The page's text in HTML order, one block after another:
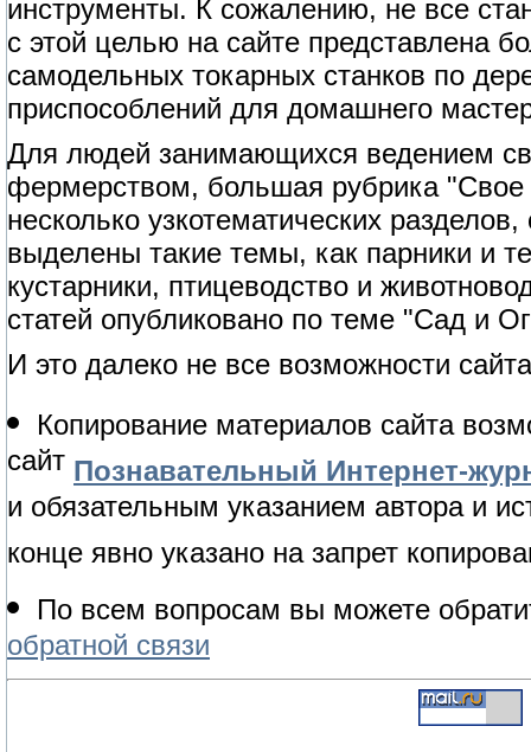
инструменты. К сожалению, не все
с этой целью на сайте представлена
самодельных токарных станков по
приспособлений для домашнего
Для людей занимающихся ведением
фермерством, большая рубрика "Свое
несколько узкотематических
выделены такие темы, как парники и
кустарники, птицеводство и
статей опубликовано по теме "Сад и
И это далеко не все возможности
Копирование материалов сайта
сайт Познавательный Интернет-
и обязательным указанием автора и
конце явно указано на запрет
По всем вопросам вы можете
обратной связи